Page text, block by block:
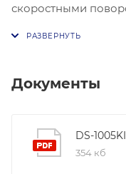
скоростными
Документы
DS-
354 кб